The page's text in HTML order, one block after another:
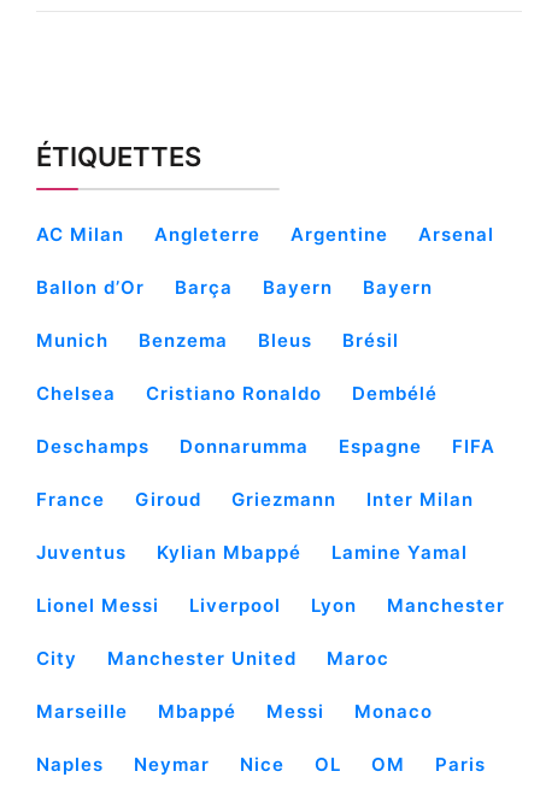
ÉTIQUETTES
AC Milan Angleterre Argentine Arsenal
Ballon d’Or Barça Bayern Bayern
Munich Benzema Bleus Brésil
Chelsea Cristiano Ronaldo Dembélé
Deschamps Donnarumma Espagne FIFA
France Giroud Griezmann Inter Milan
Juventus Kylian Mbappé Lamine Yamal
Lionel Messi Liverpool Lyon Manchester
City Manchester United Maroc
Marseille Mbappé Messi Monaco
Naples Neymar Nice OL OM Paris